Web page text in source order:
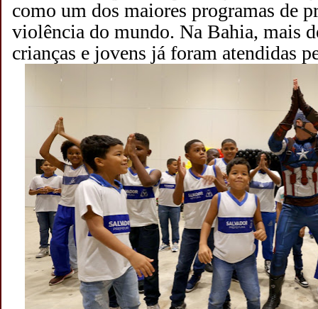
como um dos maiores programas de
violência do mundo. Na Bahia, mais
crianças e jovens já foram atendidas